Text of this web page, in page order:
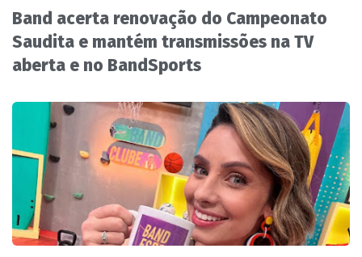
Band acerta renovação do Campeonato
Saudita e mantém transmissões na TV
aberta e no BandSports